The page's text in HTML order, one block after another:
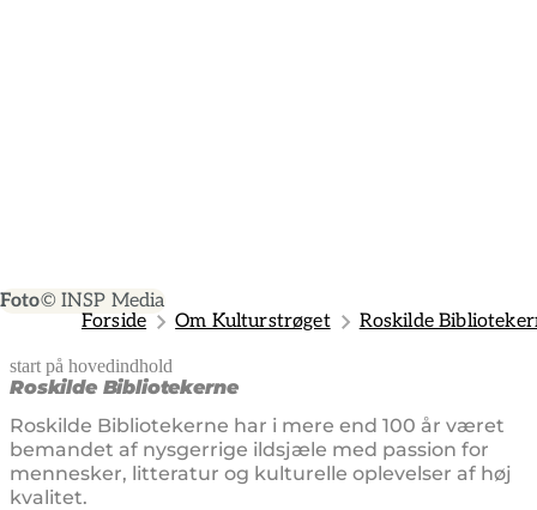
Foto© INSP Media
Forside
Om Kulturstrøget Roskilde
start på hovedindhold
Roskilde Bibliotekerne
Roskilde Bibliotekerne har i mere end 100 år været
bemandet af nysgerrige ildsjæle med passion for
mennesker, litteratur og kulturelle oplevelser af høj
kvalitet.
senest opdateret 21. februar 2025